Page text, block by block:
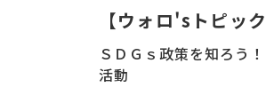
【ウォロ'sトピック
ＳＤＧｓ政策を知ろう
活動